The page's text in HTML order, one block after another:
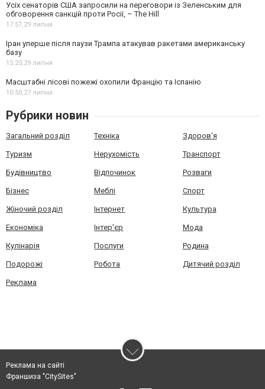
Усіх сенаторів США запросили на переговори із Зеленським для
обговорення санкцій проти Росії, – The Hill
17:57,29 липня
Іран уперше після паузи Трампа атакував ракетами американську
базу
15:23,29 липня
Масштабні лісові пожежі охопили Францію та Іспанію
10:50,27 липня
Рубрики новин
Загальний розділ Техніка Здоров'я
Туризм Нерухомість Транспорт
Будівництво Відпочинок Розваги
Бізнес Меблі Спорт
Жіночий розділ Інтернет Культура
Економіка Інтер'єр Мода
Кулінарія Послуги Родина
Подорожі Робота Дитячий розділ
Реклама
Реклама на сайті
Франшиза "CitySites"